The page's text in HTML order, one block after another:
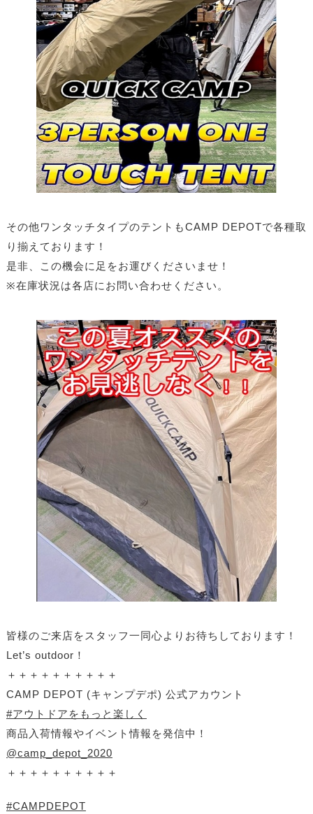
その他ワンタッチタイプのテントもCAMP DEPOTで各種取
り揃えております！
是非、この機会に足をお運びくださいませ！
※在庫状況は各店にお問い合わせください。
皆様のご来店をスタッフ一同心よりお待ちしております！
Let’s outdoor！
＋＋＋＋＋＋＋＋＋＋
CAMP DEPOT (キャンプデポ) 公式アカウント
#アウトドアをもっと楽しく
商品入荷情報やイベント情報を発信中！
@camp_depot_2020
＋＋＋＋＋＋＋＋＋＋
#CAMPDEPOT